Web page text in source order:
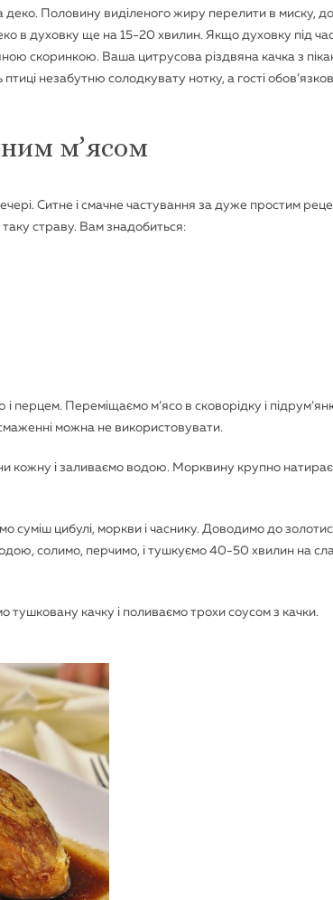
деко. Половину виділеного жиру перелити в миску,
в духовку ще на 15-20 хвилин. Якщо духовку під час
скоринкою. Ваша цитрусова різдвяна качка з
незабутню солодкувату нотку, а гості
м’ясом
Ситне і смачне частування за дуже простим
таку страву. Вам знадобиться:
перцем. Переміщаємо м’ясо в сковорідку і
можна не використовувати.
кожну і заливаємо водою. Морквину крупно
суміш цибулі, моркви і часнику. Доводимо до
солимо, перчимо, і тушкуємо 40-50 хвилин на
качку і поливаємо трохи соусом з качки.